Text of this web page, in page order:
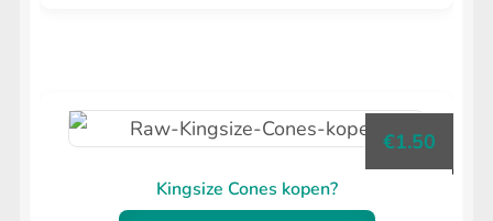
Kingsize Cones kopen?
€1.50